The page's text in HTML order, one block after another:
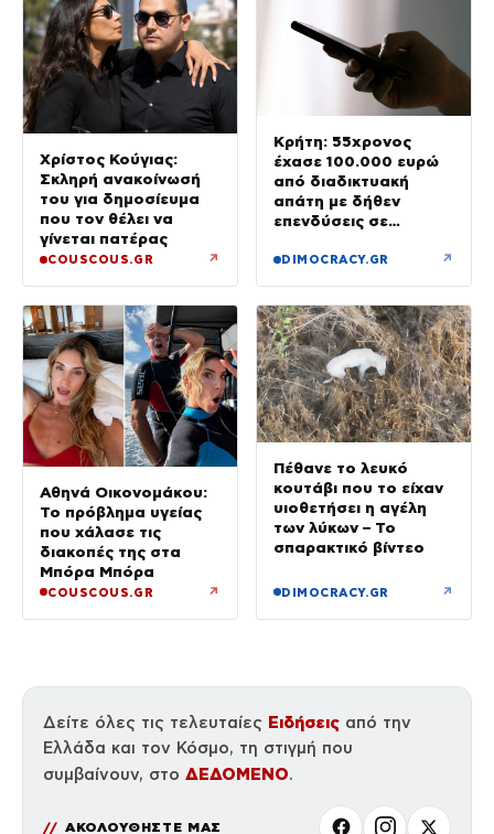
Χρίστος Κούγιας:
Σκληρή ανακοίνωσή
του για δημοσίευμα
που τον θέλει να
γίνεται πατέρας
COUSCOUS.GR ↗
Κρήτη: 55χρονος
έχασε 100.000 ευρώ
από διαδικτυακή
απάτη με δήθεν
επενδύσεις σε
DIMOCRACY.GR ↗
Αθηνά Οικονομάκου:
Το πρόβλημα υγείας
που χάλασε τις
διακοπές της στα
Μπόρα Μπόρα
COUSCOUS.GR ↗
Πέθανε το λευκό
κουτάβι που το είχαν
υιοθετήσει η αγέλη
των λύκων – Το
σπαρακτικό βίντεο
DIMOCRACY.GR ↗
Δείτε όλες τις τελευταίες Ειδήσεις από την
Ελλάδα και τον Κόσμο, τη στιγμή που
συμβαίνουν, στο ΔΕΔΟΜΕΝΟ.
ΑΚΟΛΟΥΘΗΣΤΕ ΜΑΣ